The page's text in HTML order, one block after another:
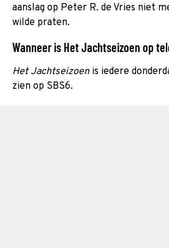
aanslag op Peter R. de Vries niet
wilde praten.
Wanneer is Het Jachtseizoen op
Het Jachtseizoenis iedere
zien op SBS6.